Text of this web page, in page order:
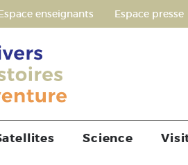
enseignants Espace presse
Science